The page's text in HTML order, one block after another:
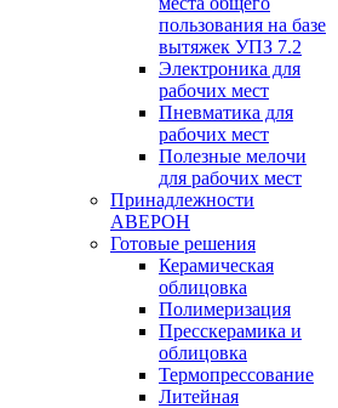
пользования на базе
вытяжек УПЗ 7.2
Электроника для
рабочих мест
Пневматика для
рабочих мест
Полезные мелочи
для рабочих мест
Принадлежности
АВЕРОН
Готовые решения
Керамическая
облицовка
Полимеризация
Пресскерамика и
облицовка
Термопрессование
Литейная